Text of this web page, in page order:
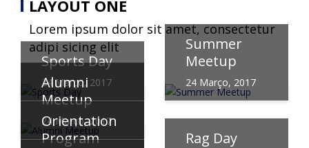
LAYOUT ONE
Lorem ipsum dolor sit amet, consectetur
adipi sicing elit
Sports Day
24 Março, 2017
Summer
Meetup
24 Março, 2017
Alumni
Meetup
24 Março, 2017
Orientation
Program
Rag Day